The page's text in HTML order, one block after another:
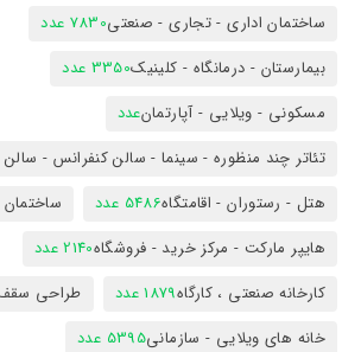
ساختمان اداری - تجاری - صنعتی7830 عدد
بیمارستان - درمانگاه - کلینیک3350 عدد
مسکونی - ویلایی - آپارتمانعدد
تئاتر چند منظوره - سینما - سالن کنفرانس -
هتل - رستوران - اقامتگاه5486 عدد ساختمان
هایپر مارکت - مرکز خرید - فروشگاه2140 عدد
کارخانه صنعتی ، کارگاه1879 عدد طراحی
خانه های ویلایی - سازمانی5395 عدد